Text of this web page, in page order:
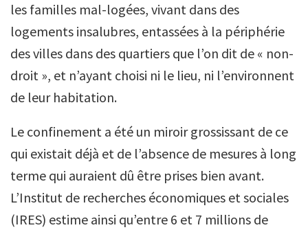
les familles mal-logées, vivant dans des
logements insalubres, entassées à la périphérie
des villes dans des quartiers que l’on dit de « non-
droit », et n’ayant choisi ni le lieu, ni l’environnent
de leur habitation.
Le confinement a été un miroir grossissant de ce
qui existait déjà et de l’absence de mesures à long
terme qui auraient dû être prises bien avant.
L’Institut de recherches économiques et sociales
(IRES) estime ainsi qu’entre 6 et 7 millions de